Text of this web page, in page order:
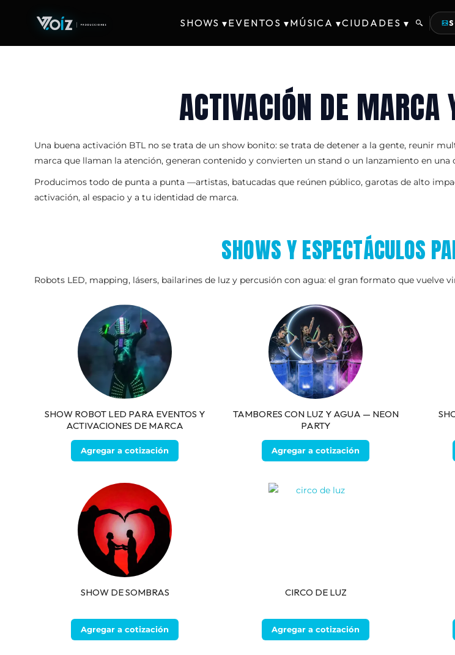
SHOWS ▾EVENTOS ▾MÚSICA ▾CIUDADES ▾
ACTIVACIÓN DE MARCA
Una buena activación BTL no se trata de un show bonito: se trata de detener a la gente, reunir
marca que llaman la atención, generan contenido y convierten un stand o un lanzamiento en una
Producimos todo de punta a punta —artistas, batucadas que reúnen público, garotas de alto
activación, al espacio y a tu identidad de marca.
SHOWS Y ESPECTÁCULOS
Robots LED, mapping, lásers, bailarines de luz y percusión con agua: el gran formato que
SHOW ROBOT LED PARA EVENTOS Y
ACTIVACIONES DE MARCA
Agregar a cotización
TAMBORES CON LUZ Y AGUA — NEON
PARTY
Agregar a cotización
SHOW DE SOMBRAS
Agregar a cotización
CIRCO DE LUZ
Agregar a cotización